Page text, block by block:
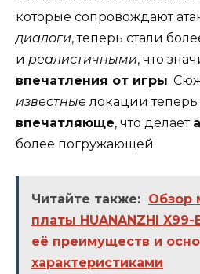
которые сопровождают
диалоги, теперь стали
и реалистичными, что
впечатления от игры.
известные локации теперь
впечатляюще, что делает
более погружающей.
Читайте также: Обзор
платы HUANANZHI
её преимуществ и
характеристиками